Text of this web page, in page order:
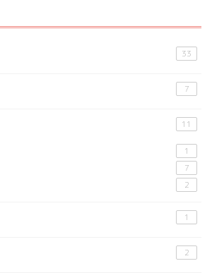
33
7
11
1
7
2
1
2